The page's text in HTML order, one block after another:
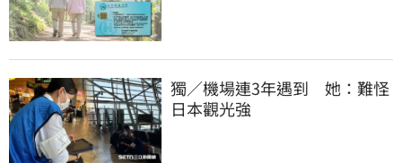
獨／機場連3年遇到　她：難怪
日本觀光強